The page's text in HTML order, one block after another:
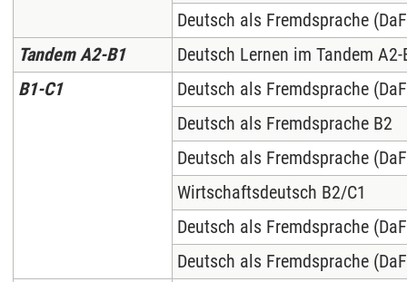
Deutsch als Fremdsprache
Tandem A2-B1
Deutsch Lernen im Tandem A2-
B1-C1
Deutsch als Fremdsprache
Deutsch als Fremdsprache B2
Deutsch als Fremdsprache
Wirtschaftsdeutsch B2/C1
Deutsch als Fremdsprache
Deutsch als Fremdsprache